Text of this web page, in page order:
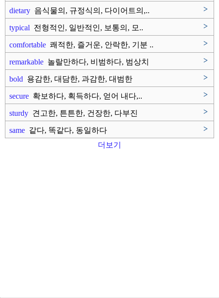
dietary 음식물의, 규정식의, 다이어트의,.. >
typical 전형적인, 일반적인, 보통의, 모.. >
comfortable 쾌적한, 즐거운, 안락한, 기분 .. >
remarkable 놀랄만하다, 비범하다, 범상치
>
bold 용감한, 대담한, 과감한, 대범한 >
secure 확보하다, 획득하다, 얻어 내다,.. >
sturdy 견고한, 튼튼한, 건장한, 다부진 >
same 같다, 똑같다, 동일하다
>
더보기